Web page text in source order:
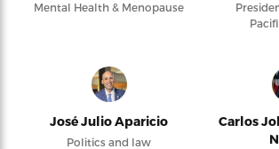
Mental Health & Menopause
José Julio Aparicio
Politics and law
Carlos